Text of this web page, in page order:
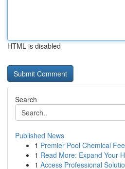
HTML is disabled
Search
Published News
1 Premier Pool Chemical
1 Read More: Expand Your
1 Access Professional